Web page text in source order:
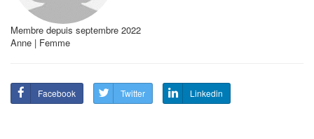
Membre depuis septembre 2022
Anne | Femme
Facebook Twitter Linkedin